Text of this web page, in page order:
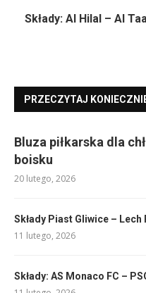
Składy: Al Hilal – Al
PRZECZYTAJ
Bluza piłkarska dla
boisku
20 lutego, 2026
Składy Piast Gliwice –
11 lutego, 2026
Składy: AS Monaco FC –